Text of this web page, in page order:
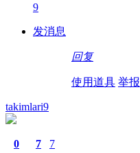
9
发消息
回复
使用道具 举报
takimlari9
0 7 7